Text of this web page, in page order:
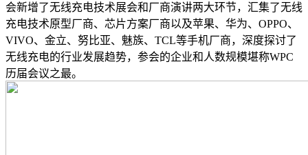
会新增了无线充电技术展会和厂商演讲两大环节，汇集了无线
充电技术原型厂商、芯片方案厂商以及苹果、华为、OPPO、
VIVO、金立、努比亚、魅族、TCL等手机厂商，深度探讨了
无线充电的行业发展趋势，参会的企业和人数规模堪称WPC
历届会议之最。